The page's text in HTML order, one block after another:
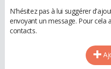
N'hésitez pas à lui suggérer
envoyant un message. Pour cela
contacts.